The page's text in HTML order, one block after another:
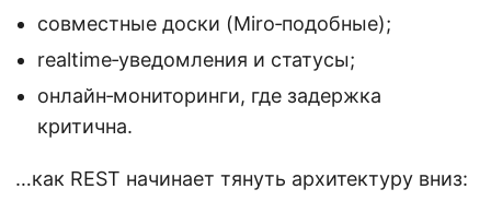
совместные доски (Miro‑подобные);
realtime‑уведомления и статусы;
онлайн‑мониторинги, где задержка
критична.
…как REST начинает тянуть архитектуру вниз: